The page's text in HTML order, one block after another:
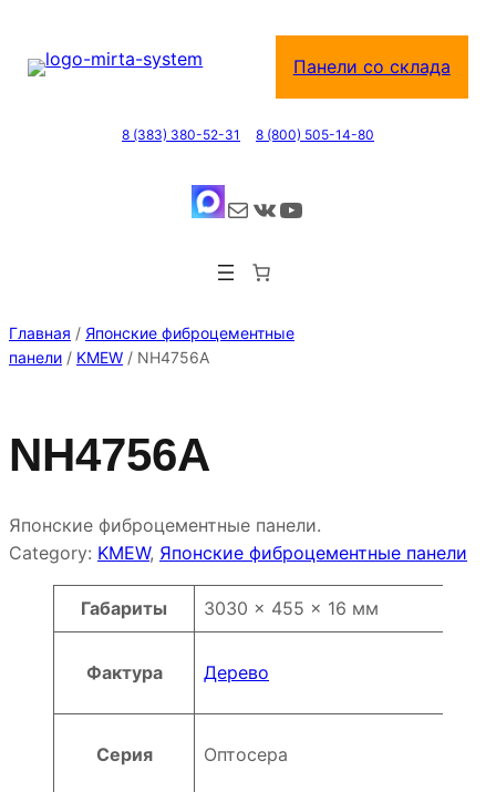
содержимому
Панели со склада
8 (383) 380-52-31 8 (800) 505-14-80
Почта ВКонтакте YouTube
Главная / Японские фиброцементные
панели / KMEW / NH4756A
NH4756A
Японские фиброцементные панели.
Category: KMEW, Японские фиброцементные панели
Атрибуты Значение
Габариты 3030 × 455 × 16 мм
Фактура Дерево
Серия Оптосера